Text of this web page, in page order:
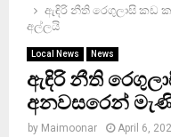
ඇඳිරි නීති රෙගුලාසි කඩ
අල්ලයි
Local News News
ඇඳිරි නීති
අනවසරෙන්
by Maimoonar April 6,